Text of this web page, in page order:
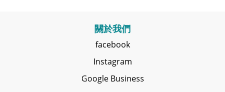
關於我們
facebook
Instagram
Google Business